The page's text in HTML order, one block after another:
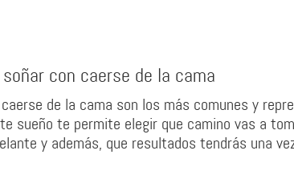
con caerse de la cama
de la cama son los más comunes y
sueño te permite elegir que camino vas a
y además, que resultados tendrás una